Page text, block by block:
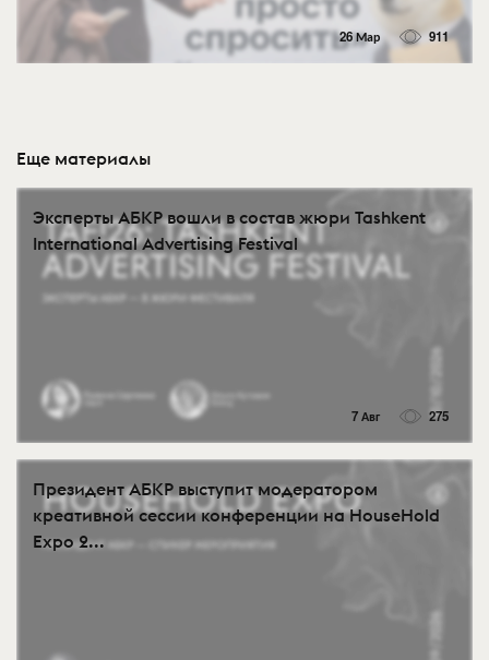
26 Мар 911
Еще материалы
Эксперты АБКР вошли в состав жюри Tashkent
International Advertising Festival
7 Авг 275
Президент АБКР выступит модератором
креативной сессии конференции на HouseHold
Expo 2...